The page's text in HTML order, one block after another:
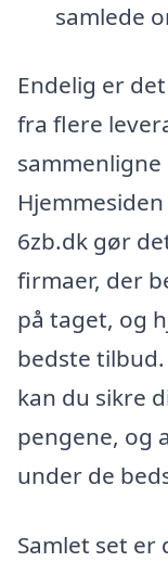
samlede
Endelig er
fra flere
6zb.dk gør
firmaer, der
på taget, og
bedste
kan du sikre
pengene, og
under de
Samlet set er